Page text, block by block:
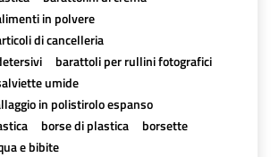
in polvere
di cancelleria
barattoli per rullini fotografici
umide
in polistirolo espanso
borse di plastica
borsette
e bibite